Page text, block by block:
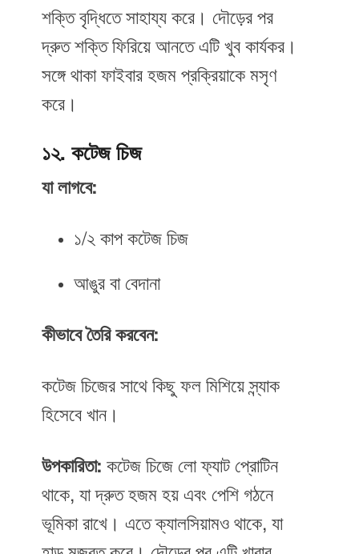
শক্তি বৃদ্ধিতে সাহায্য করে। দৌড়ের পর
দ্রুত শক্তি ফিরিয়ে আনতে এটি খুব কার্যকর।
সঙ্গে থাকা ফাইবার হজম প্রক্রিয়াকে মসৃণ
করে।
১২. কটেজ চিজ
যা লাগবে:
১/২ কাপ কটেজ চিজ
আঙুর বা বেদানা
কীভাবে তৈরি করবেন:
কটেজ চিজের সাথে কিছু ফল মিশিয়ে স্ন্যাক
হিসেবে খান।
উপকারিতা: কটেজ চিজে লো ফ্যাট প্রোটিন
থাকে, যা দ্রুত হজম হয় এবং পেশি গঠনে
ভূমিকা রাখে। এতে ক্যালসিয়ামও থাকে, যা